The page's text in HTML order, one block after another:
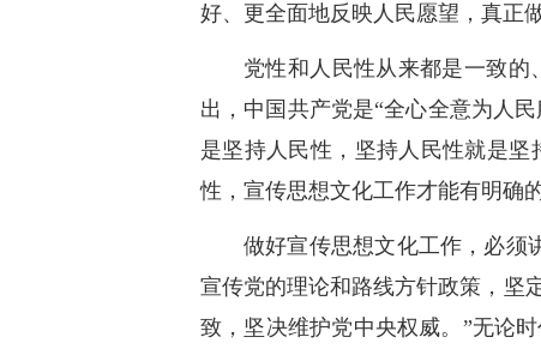
好、更全面地反映人民愿望，真正
党性和人民性从来都是一致
出，中国共产党是“全心全意为人
是坚持人民性，坚持人民性就是
性，宣传思想文化工作才能有明确
做好宣传思想文化工作，必须
宣传党的理论和路线方针政策，坚
致，坚决维护党中央权威。”无论